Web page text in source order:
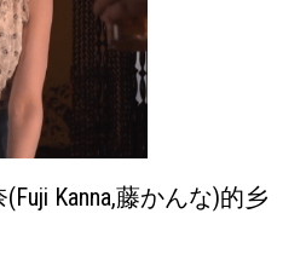
Kanna,藤かんな)的乡